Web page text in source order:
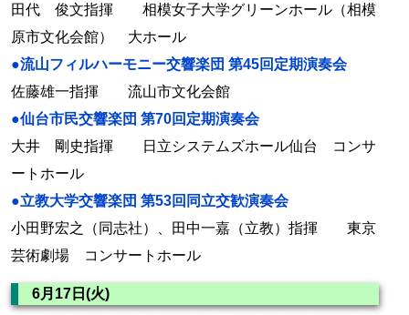
田代 俊文指揮 相模女子大学グリーンホール（相模
原市文化会館） 大ホール
●流山フィルハーモニー交響楽団 第45回定期演奏会
佐藤雄一指揮 流山市文化会館
●仙台市民交響楽団 第70回定期演奏会
大井 剛史指揮 日立システムズホール仙台 コンサ
ートホール
●立教大学交響楽団 第53回同立交歓演奏会
小田野宏之（同志社）、田中一嘉（立教）指揮 東京
芸術劇場 コンサートホール
6月17日(火)